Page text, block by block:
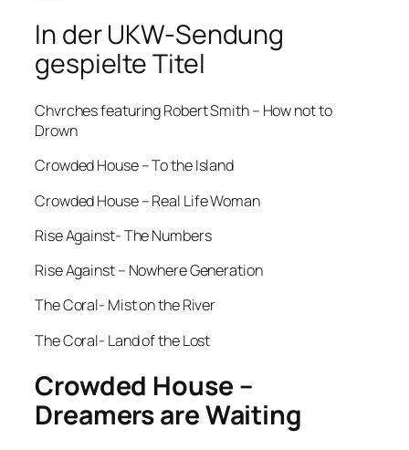
In der UKW-Sendung
gespielte Titel
Chvrches featuring Robert Smith – How not to
Drown
Crowded House – To the Island
Crowded House – Real Life Woman
Rise Against- The Numbers
Rise Against – Nowhere Generation
The Coral- Mist on the River
The Coral- Land of the Lost
Crowded House –
Dreamers are Waiting